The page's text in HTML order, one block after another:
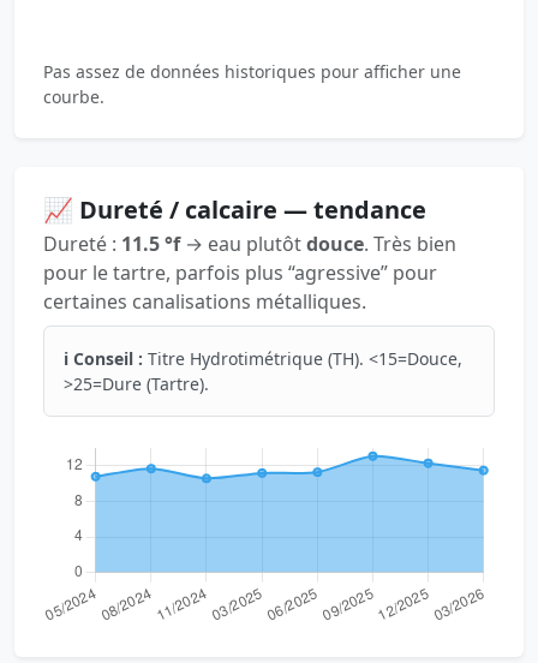
Pas assez de données historiques pour afficher une
courbe.
📈 Dureté / calcaire — tendance
Dureté : 11.5 °f→ eau plutôtdouce. Très bien
pour le tartre, parfois plus “agressive” pour
certaines canalisations métalliques.
ℹ️ Conseil : Titre Hydrotimétrique (TH). <15=Douce,
>25=Dure (Tartre).